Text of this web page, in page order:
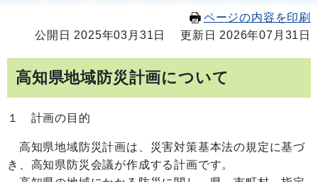
ページの内容を印刷
公開日 2025年03月31日
更新日 2026年07月31日
高知県地域防災計画について
１ 計画の目的
高知県地域防災計画は、災害対策基本法の規定に基づ
き、高知県防災会議が作成する計画です。